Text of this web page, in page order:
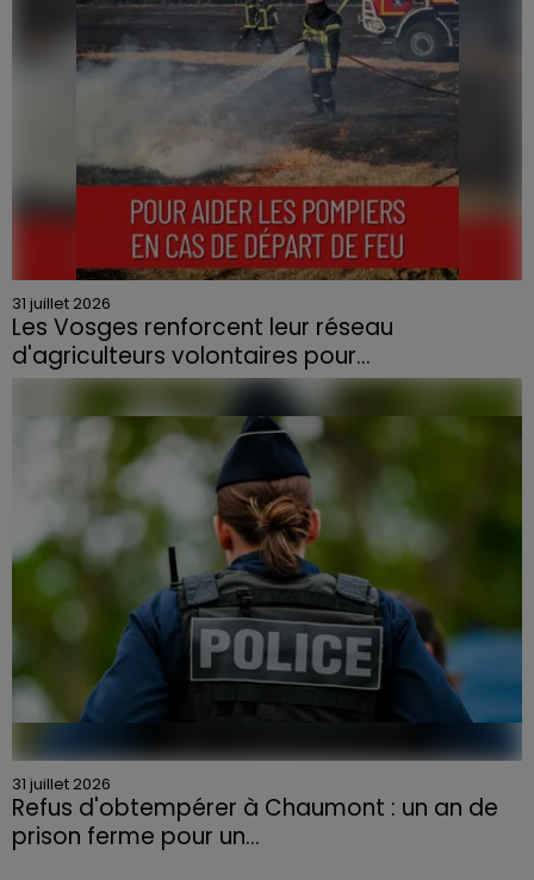
31 juillet 2026
Les Vosges renforcent leur réseau
d'agriculteurs volontaires pour...
Face à la sécheresse et aux risques de départs de feu,
la Chambre d'agriculture des Vosges a lancé un appel
aux agriculteurs volontaires pour venir en aide...
31 juillet 2026
Refus d'obtempérer à Chaumont : un an de
prison ferme pour un...